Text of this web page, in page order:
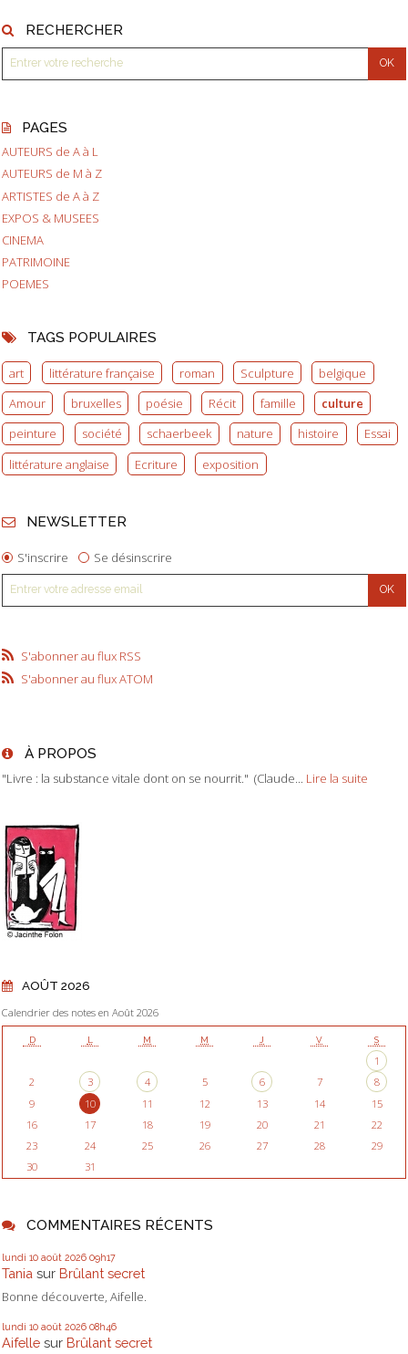
RECHERCHER
PAGES
AUTEURS de A à L
AUTEURS de M à Z
ARTISTES de A à Z
EXPOS & MUSEES
CINEMA
PATRIMOINE
POEMES
TAGS POPULAIRES
art littérature française roman Sculpture
belgique
Amour
bruxelles poésie Récit famille
culture
peinture
société schaerbeek nature histoire
Essai
littérature anglaise
Ecriture exposition
NEWSLETTER
S'inscrire Se désinscrire
S'abonner au flux RSS
S'abonner au flux ATOM
À PROPOS
"Livre : la substance vitale dont on se nourrit." (Claude... Lire la suite
AOÛT 2026
Calendrier des notes en Août 2026
D L M M J V S
1
2
3 4 5 6 7
8
9
10 11 12 13 14
15
16
17 18 19 20 21
22
23
24 25 26 27 28
29
30
31
COMMENTAIRES RÉCENTS
lundi 10 août 2026 09h17
Tania sur Brûlant secret
Bonne découverte, Aifelle.
lundi 10 août 2026 08h46
Aifelle sur Brûlant secret